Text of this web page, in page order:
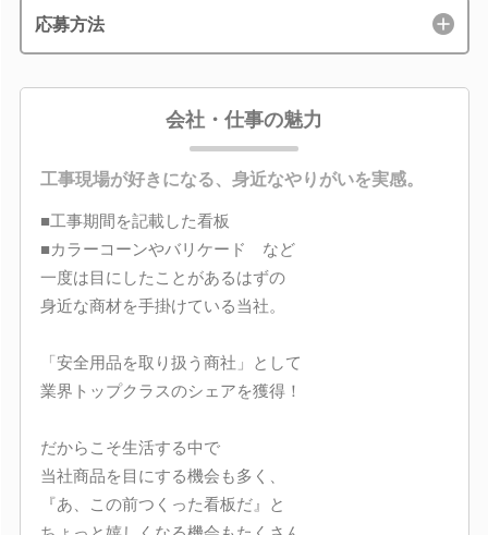
応募方法
会社・仕事の魅力
工事現場が好きになる、身近なやりがいを実感。
■工事期間を記載した看板
■カラーコーンやバリケード など
一度は目にしたことがあるはずの
身近な商材を手掛けている当社。
「安全用品を取り扱う商社」として
業界トップクラスのシェアを獲得！
だからこそ生活する中で
当社商品を目にする機会も多く、
『あ、この前つくった看板だ』と